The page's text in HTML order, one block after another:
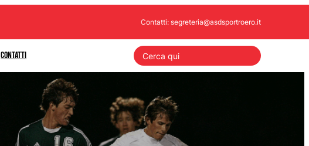
Contatti: segreteria@asdsportroero.it
Contatti
S
e
a
r
c